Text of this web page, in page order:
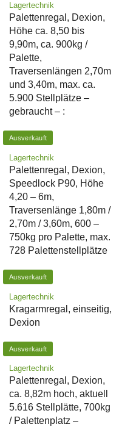
Lagertechnik
Palettenregal, Dexion,
Höhe ca. 8,50 bis
9,90m, ca. 900kg /
Palette,
Traversenlängen 2,70m
und 3,40m, max. ca.
5.900 Stellplätze –
gebraucht – :
Ausverkauft
Lagertechnik
Palettenregal, Dexion,
Speedlock P90, Höhe
4,20 – 6m,
Traversenlänge 1,80m /
2,70m / 3,60m, 600 –
750kg pro Palette, max.
728 Palettenstellplätze
Ausverkauft
Lagertechnik
Kragarmregal, einseitig,
Dexion
Ausverkauft
Lagertechnik
Palettenregal, Dexion,
ca. 8,82m hoch, aktuell
5.616 Stellplätte, 700kg
/ Palettenplatz –